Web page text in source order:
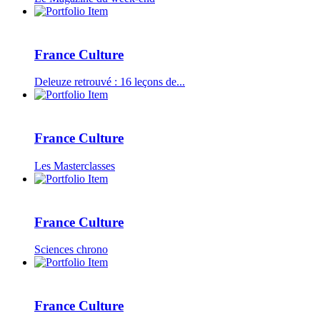
France Culture
Deleuze retrouvé : 16 leçons de...
France Culture
Les Masterclasses
France Culture
Sciences chrono
France Culture